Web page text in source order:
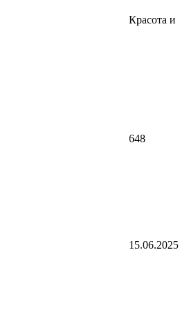
Красота и
648
15.06.2025